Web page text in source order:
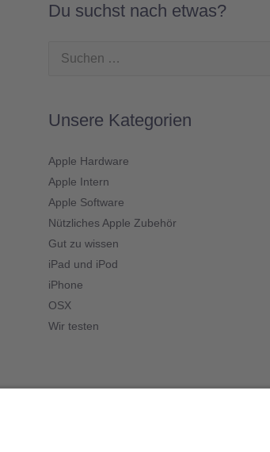
Du suchst nach etwas?
Suchen
Unsere Kategorien
Apple Hardware
Apple Intern
Apple Software
Nützliches Apple Zubehör
Gut zu wissen
iPad und iPod
iPhone
OSX
Wir testen